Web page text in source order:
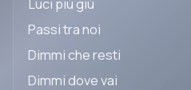
Passi tra noi
Dimmi che resti
Dimmi dove vai